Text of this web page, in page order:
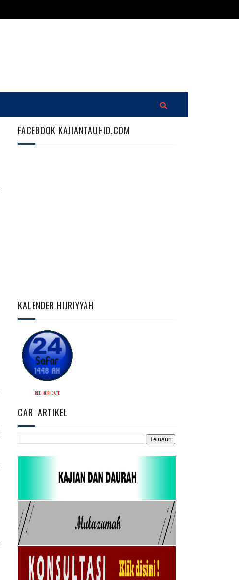
FACEBOOK KAJIANTAUHID.COM
KALENDER HIJRIYYAH
FREE HIJRI DATE
CARI ARTIKEL